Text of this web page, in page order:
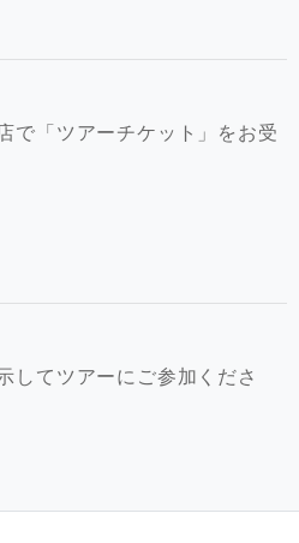
で「ツアーチケット」をお受
してツアーにご参加くださ